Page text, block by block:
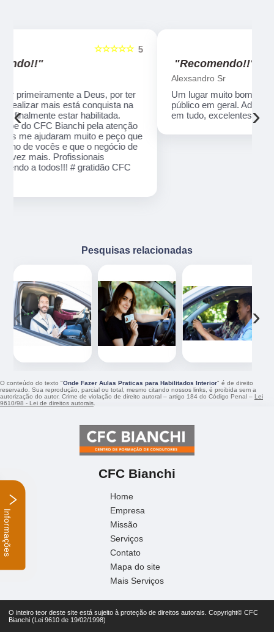
"Recomendo!!"
Um lugar muito bom, exelente atendimento ao
público em geral. Adorei, pessoal muito profissional
em tudo, excelentes instrutores, nota 1000!!
‹ ›
Pesquisas relacionadas
‹ ›
O conteúdo do texto "Onde Fazer Aulas Praticas para Habilitados Interior" é de direito
reservado. Sua reprodução, parcial ou total, mesmo citando nossos links, é proibida sem a
autorização do autor. Crime de violação de direito autoral – artigo 184 do Código Penal – Lei
9610/98 - Lei de direitos autorais
CFC Bianchi
Home
Empresa
Missão
Serviços
Contato
Mapa do site
Mais Serviços
O inteiro teor deste site está sujeito à proteção de direitos autorais. Copyright© CFC
Bianchi (Lei 9610 de 19/02/1998)
Informações